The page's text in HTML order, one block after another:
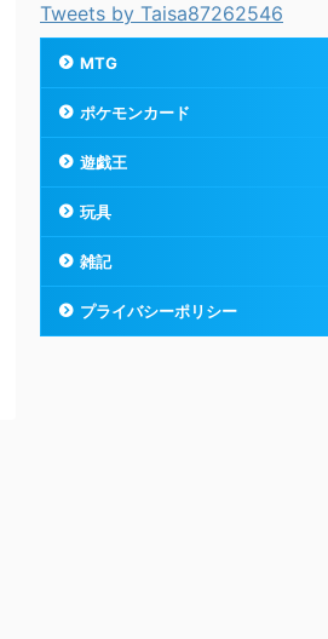
Tweets by Taisa87262546
MTG
ポケモンカード
遊戯王
玩具
雑記
プライバシーポリシー